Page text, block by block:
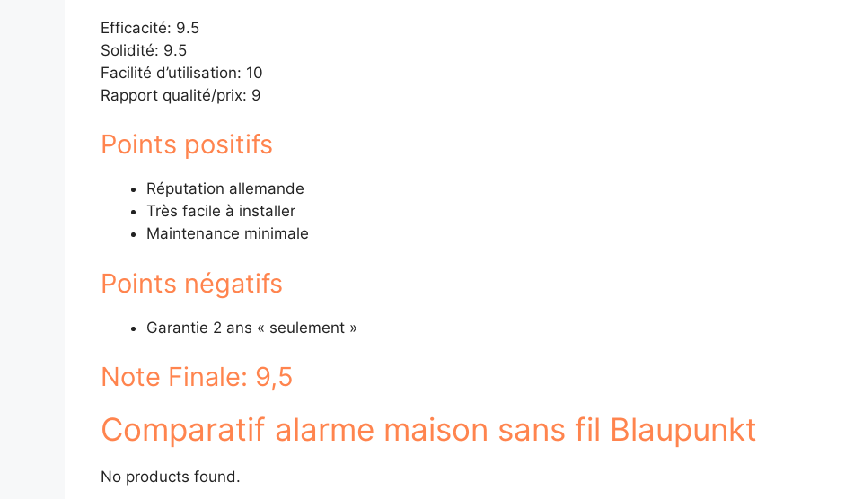
Efficacité: 9.5
Solidité: 9.5
Facilité d’utilisation: 10
Rapport qualité/prix: 9
Points positifs
Réputation allemande
Très facile à installer
Maintenance minimale
Points négatifs
Garantie 2 ans « seulement »
Note Finale: 9,5
Comparatif alarme maison sans fil Blaupunkt
No products found.